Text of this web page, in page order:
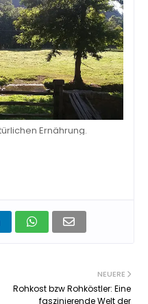
Ernährung.
NEUERE
Rohkost bzw Rohköstler: Eine
faszinierende Welt der